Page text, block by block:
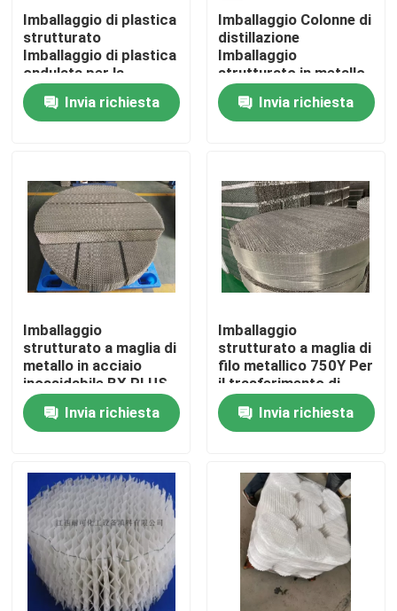
Casa.
Prodotti
Video
Su di noi
Visita alla fabbrica
Controllo della qualità
Contattaci
Chiedi un preventivo
Zeolite a setaccio molecolare
carbonato di litio
Imballaggio di plastica
strutturato
Imballaggio di plastica
ondulata per la
depurazione dei gas
residuiInvia richiesta
Imballaggio Colonne di
distillazione
Imballaggio
strutturato in metallo
Imballaggio in filo in
acciaio inossidabile
Imballaggio in garza
Invia richiesta
Imballaggio
strutturato a maglia di
metallo in acciaio
inossidabile BX PLUS
per colonna di
distillazioneInvia richiesta
Imballaggio
strutturato a maglia di
filo metallico 750Y Per
il trasferimento di
massa in colonna di
distillazioneInvia richiesta